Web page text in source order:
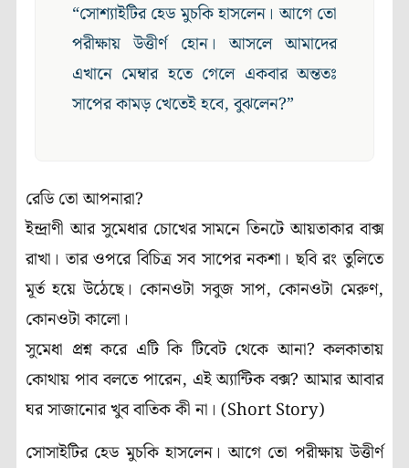
“সোশ্যাইটির হেড মুচকি হাসলেন। আগে তো
পরীক্ষায় উত্তীর্ণ হোন। আসলে আমাদের
এখানে মেম্বার হতে গেলে একবার অন্ততঃ
সাপের কামড় খেতেই হবে, বুঝলেন?”
রেডি তো আপনারা?
ইন্দ্রাণী আর সুমেধার চোখের সামনে তিনটে আয়তাকার বাক্স
রাখা। তার ওপরে বিচিত্র সব সাপের নকশা। ছবি রং তুলিতে
মূর্ত হয়ে উঠেছে। কোনওটা সবুজ সাপ, কোনওটা মেরুণ,
কোনওটা কালো।
সুমেধা প্রশ্ন করে এটি কি টিবেট থেকে আনা? কলকাতায়
কোথায় পাব বলতে পারেন, এই অ্যান্টিক বক্স? আমার আবার
ঘর সাজানোর খুব বাতিক কী না। (Short Story)
সোসাইটির হেড মুচকি হাসলেন। আগে তো পরীক্ষায় উত্তীর্ণ